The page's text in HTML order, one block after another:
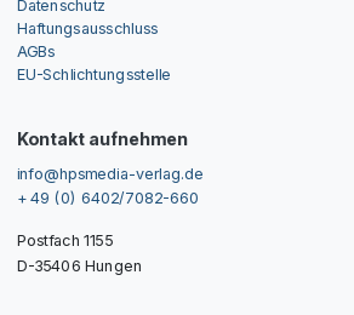
Datenschutz
Haftungsausschluss
AGBs
EU-Schlichtungsstelle
Kontakt aufnehmen
info@hpsmedia-verlag.de
+ 49 (0) 6402/7082-660
Postfach 1155
D-35406 Hungen